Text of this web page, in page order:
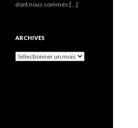
dont nous sommes […]
ARCHIVES
A